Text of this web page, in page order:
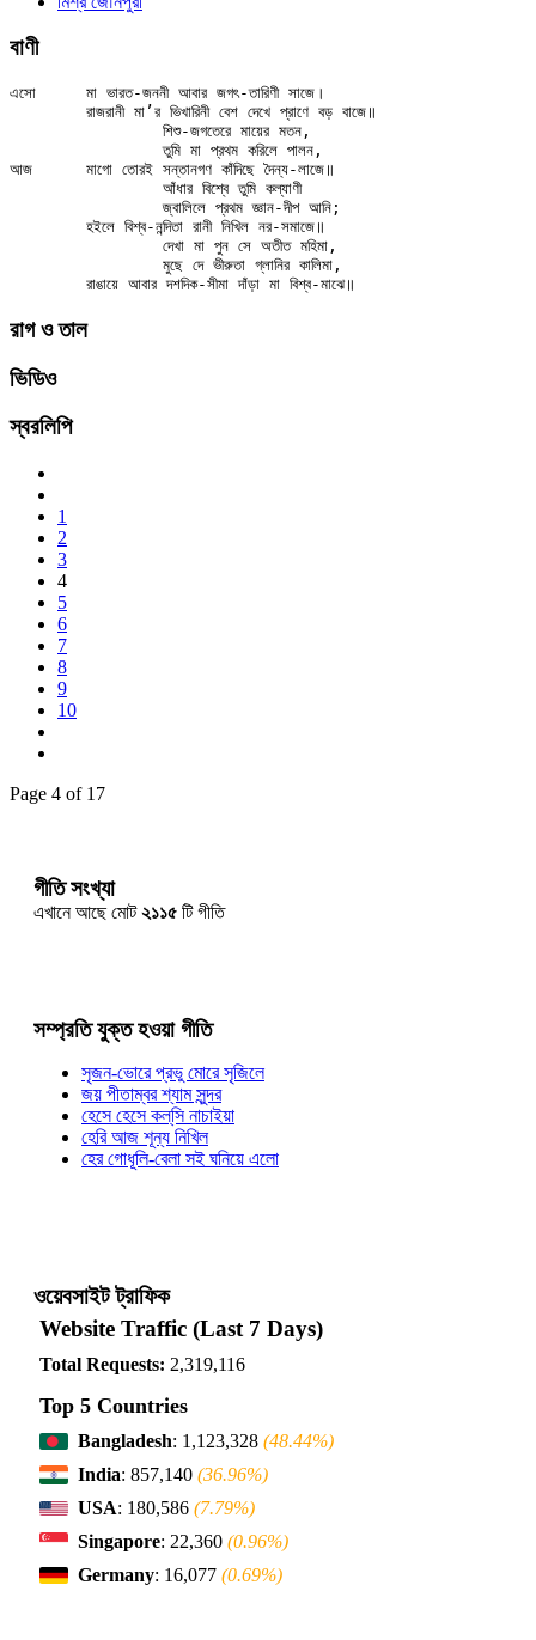
বাণী
এসো	মা ভারত-জননী আবার জগৎ-তারিণী সাজে।
		তুমি মা প্রথম করিলে পালন,
আজ	মাগো তোরই সন্তানগণ কাঁদিছে দৈন্য-লাজে॥
		জ্বালিলে প্রথম জ্ঞান-দীপ আনি;
রাগ ও তাল
ভিডিও
স্বরলিপি
1
2
3
4
5
6
7
8
9
10
Page 4 of 17
গীতি সংখ্যা
এখানে আছে মোট২১১৫ টি গীতি
সম্প্রতি যুক্ত হওয়া গীতি
সৃজন-ভোরে প্রভু মোরে সৃজিলে
জয় পীতাম্বর শ্যাম সুন্দর
হেসে হেসে কল্‌সি নাচাইয়া
হেরি আজ শূন্য নিখিল
হের গোধূলি-বেলা সই ঘনিয়ে এলো
ওয়েবসাইট ট্রাফিক
Website Traffic (Last 7 Days)
Total Requests: 2,319,116
Top 5 Countries
Bangladesh: 1,123,328 (48.44%)
India: 857,140 (36.96%)
USA: 180,586 (7.79%)
Singapore: 22,360 (0.96%)
Germany: 16,077 (0.69%)